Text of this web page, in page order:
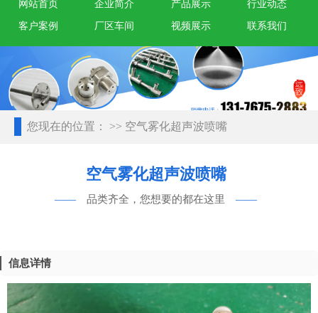
网站首页 企业简介 产品展示 行业动态
客户案例 厂区车间 视频展示 联系我们
您现在的位置： >> 空气雾化超声波喷嘴
空气雾化超声波喷嘴
—— 品类齐全，您想要的都在这里 ——
信息详情